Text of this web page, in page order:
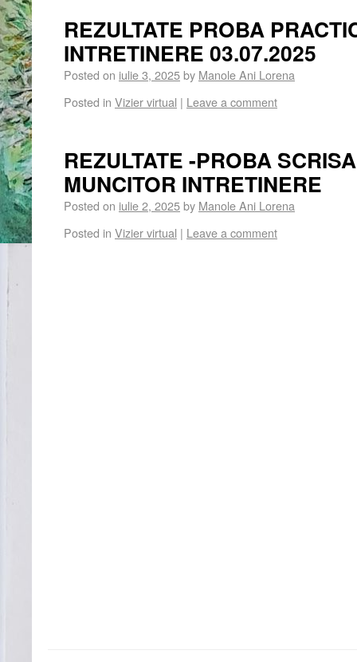
REZULTATE PROBA
INTRETINERE 03.07.2025
Posted on iulie 3, 2025by Manole Ani Lorena
Posted in Vizier virtual | Leave a comment
REZULTATE -PROBA
MUNCITOR INTRETINERE
Posted on iulie 2, 2025by Manole Ani Lorena
Posted in Vizier virtual | Leave a comment